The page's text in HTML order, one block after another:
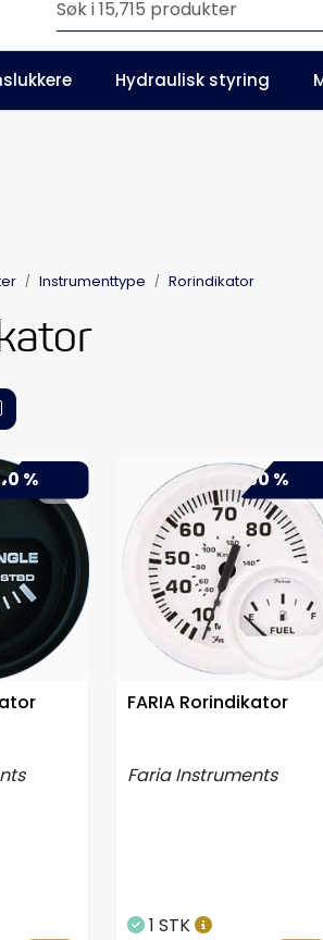
Outlet
Våre katalogerHydraulisk styring
Instrumenttype Rorindikator
% -50 %
FARIA Rorindikator
Faria Instruments
1 STK